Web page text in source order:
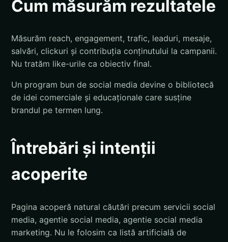
Cum măsurăm rezultatele
Măsurăm reach, engagement, trafic, leaduri, mesaje,
salvări, clickuri și contribuția conținutului la campanii.
Nu tratăm like-urile ca obiectiv final.
Un program bun de social media devine o bibliotecă
de idei comerciale și educaționale care susține
brandul pe termen lung.
Întrebări și intenții
acoperite
Pagina acoperă natural căutări precum servicii social
media, agentie social media, agentie social media
marketing. Nu le folosim ca listă artificială de